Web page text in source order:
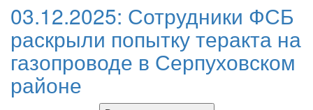
03.12.2025: Сотрудники ФСБ
раскрыли попытку теракта на
газопроводе в Серпуховском
районе